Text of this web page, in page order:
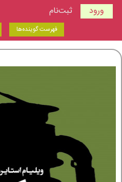
ورود ثبت‌نام
فهرست گوینده‌ها